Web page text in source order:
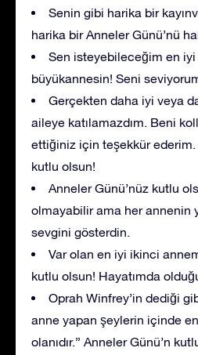
Senin gibi harika bir
harika bir Anneler Günü’nü
Sen isteyebileceğim en iyi
büyükannesin! Seni
Gerçekten daha iyi veya
aileye katılamazdım. Beni
ettiğiniz için teşekkür ederim.
kutlu olsun!
Anneler Günü’nüz kutlu
olmayabilir ama her annenin
sevgini gösterdin.
Var olan en iyi ikinci
kutlu olsun! Hayatımda
Oprah Winfrey’in dediği
anne yapan şeylerin içinde
olanıdır.” Anneler Günü’n